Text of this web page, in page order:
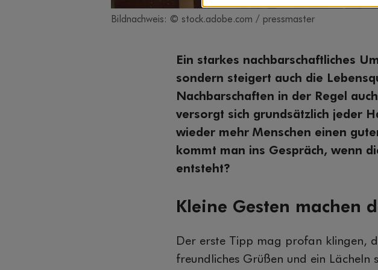
Bildnachweis: © stock.adobe.com / pressmaster
Ein starkes nachbarschaftliches
sondern steigert auch die
Nachbarschaften in der Regel
versorgt sich grundsätzlich jeder
wieder mehr Menschen einen
kommt man ins Gespräch, wenn
entsteht?
Kleine Gesten machen
Der erste Tipp mag profan klingen,
freundliches Grüßen und ein Lächeln